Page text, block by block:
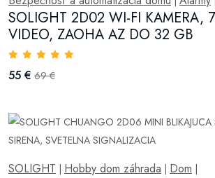
SOLIGHT 2D02 WI-FI KAMERA,
VIDEO, ZAOHA AZ DO 32 GB
55 € 69 €
SOLIGHT Hobby dom záhrada Dom